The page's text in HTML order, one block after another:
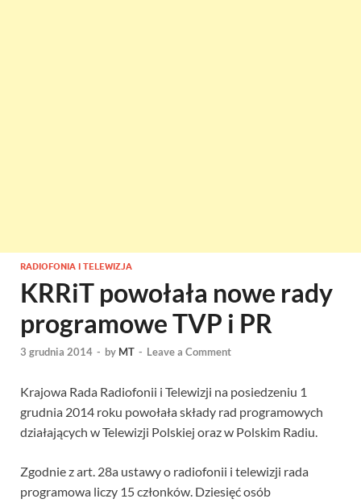
RADIOFONIA I TELEWIZJA
KRRiT powołała nowe rady
programowe TVP i PR
3 grudnia 2014 - by MT - Leave a Comment
Krajowa Rada Radiofonii i Telewizji na posiedzeniu 1
grudnia 2014 roku powołała składy rad programowych
działających w Telewizji Polskiej oraz w Polskim Radiu.
Zgodnie z art. 28a ustawy o radiofonii i telewizji rada
programowa liczy 15 członków. Dziesięć osób